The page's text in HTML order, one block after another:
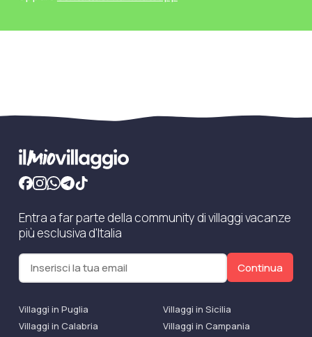
Entra a far parte della community di villaggi vacanze
più esclusiva d'Italia
Continua
Villaggi in Puglia
Villaggi in Sicilia
Villaggi in Calabria
Villaggi in Campania